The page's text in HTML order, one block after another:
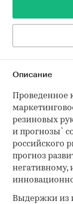
Описание
Проведенное
резиновых
и прогнозы`
российского
прогноз
Выдержки из